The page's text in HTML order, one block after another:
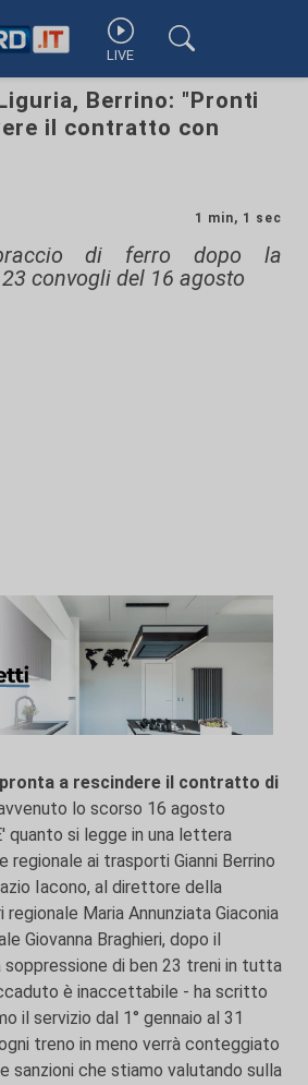
LIVE
Berrino: "Pronti
il contratto con
1 min, 1 sec
di ferro dopo la
convogli del 16 agosto
a rescindere il contratto di
lo scorso 16 agosto
quanto si legge in una lettera
regionale ai trasporti Gianni Berrino
Iacono, al direttore della
regionale Maria Annunziata Giaconia
Giovanna Braghieri, dopo il
soppressione di ben 23 treni in tutta
è inaccettabile - ha scritto
il servizio dal 1° gennaio al 31
treno in meno verrà conteggiato
sanzioni che stiamo valutando sulla